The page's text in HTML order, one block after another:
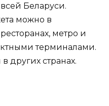
Беларуси.
можно в
метро и
терминалами.
других странах.